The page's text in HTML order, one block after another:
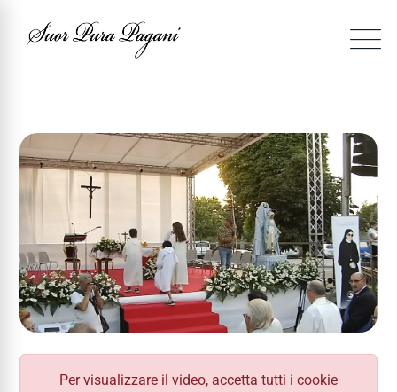
Per visualizzare il video, accetta tutti i cookie